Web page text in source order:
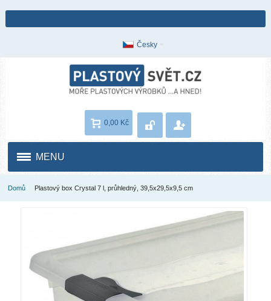
Česky
0,00 Kč
MENU
Domů Plastový box Crystal 7 l, průhledný, 39,5x29,5x9,5 cm